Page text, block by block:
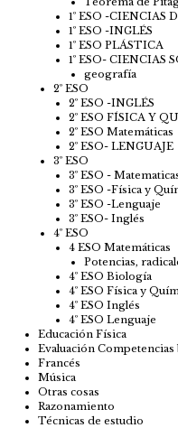
1º ESO -CIENCIAS
1º ESO -INGLÉS
1º ESO PLÁSTICA
1º ESO- CIENCIAS
geografía
2º ESO
2º ESO -INGLÉS
2º ESO FÍSICA Y
2º ESO Matemáticas
2º ESO- LENGUAJE
3º ESO
3º ESO -
3º ESO -Física y
3º ESO -Lenguaje
3º ESO- Inglés
4º ESO
4 ESO Matemáticas
Potencias,
4º ESO Biología
4º ESO Física y
4º ESO Inglés
4º ESO Lenguaje
Educación Física
Evaluación Competencias
Francés
Música
Otras cosas
Razonamiento
Técnicas de estudio